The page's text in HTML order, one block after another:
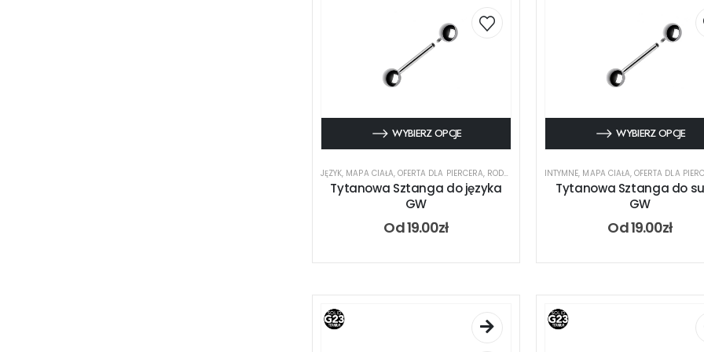
WYBIERZ OPCJE
JĘZYK, MAPA CIAŁA, OFERTA DLA PIERCERA, RODZAJ KOLCZYKA ,SZTANGA,TYTAN
Tytanowa Sztanga do języka
GW
Od19.00zł
WYBIERZ OPCJE
INTYMNE, MAPA CIAŁA,OFERTA DLA
Tytanowa Sztanga do
GW
Od19.00zł